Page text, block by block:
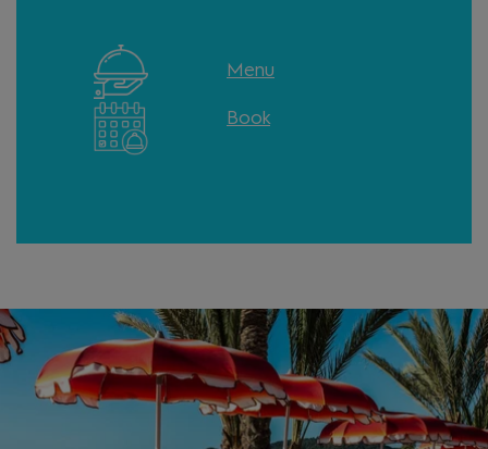
Menu
Book